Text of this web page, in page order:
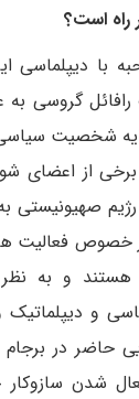
راه است؟
با دیپلماسی
گروسی به
شخصیت
از اعضای
رژیم صهیونیستی
در خصوص
هستند و به
و دیپلماتیک
حاضر در برجام
شدن